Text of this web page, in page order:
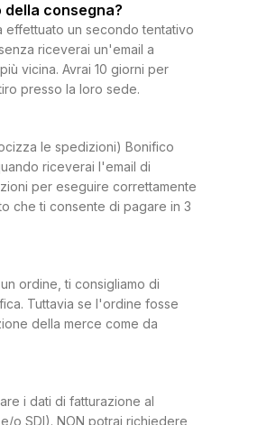
della consegna?
effettuato un secondo tentativo
riceverai un'email a
vicina. Avrai 10 giorni per
presso la loro sede.
le spedizioni) Bonifico
riceverai l'email di
per eseguire correttamente
che ti consente di pagare in 3
ordine, ti consigliamo di
Tuttavia se l'ordine fosse
della merce come da
i dati di fatturazione al
o SDI). NON potrai richiedere